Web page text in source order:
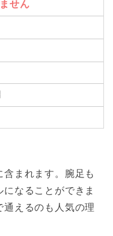
せん
まれます。腕足も
なることができま
えるのも人気の理